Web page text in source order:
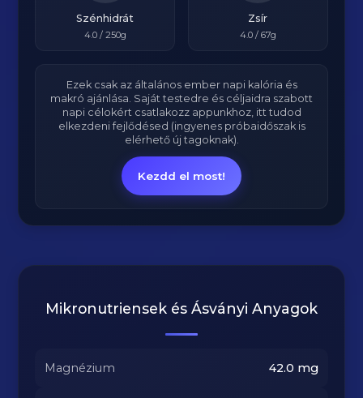
Szénhidrát
4.0/ 250g
Zsír
4.0/ 67g
Ezek csak az általános ember napi kalória és
makró ajánlása. Saját testedre és céljaidra szabott
napi célokért csatlakozz appunkhoz, itt tudod
elkezdeni fejlődésed (ingyenes próbaidőszak is
elérhető új tagoknak).
Kezdd el most!
Mikronutriensek és Ásványi Anyagok
Magnézium 42.0 mg